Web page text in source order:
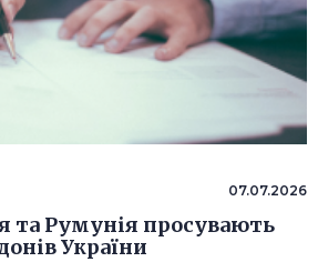
07.07.2026
та Румунія просувають
України